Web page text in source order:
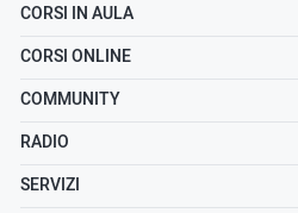
CORSI IN AULA
CORSI ONLINE
COMMUNITY
RADIO
SERVIZI